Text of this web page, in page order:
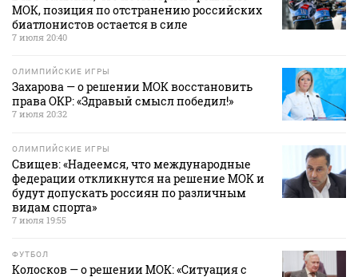
МОК, позиция по отстранению российских
биатлонистов остается в силе
7 июля 20:40
ОЛИМПИЙСКИЕ ИГРЫ
Захарова — о решении МОК восстановить
права ОКР: «Здравый смысл победил!»
7 июля 20:32
ОЛИМПИЙСКИЕ ИГРЫ
Свищев: «Надеемся, что международные
федерации откликнутся на решение МОК и
будут допускать россиян по различным
видам спорта»
7 июля 19:55
ФУТБОЛ
Колосков — о решении МОК: «Ситуация с